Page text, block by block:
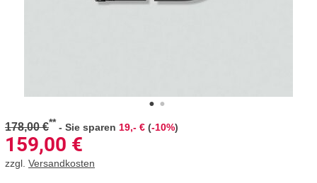
178,00 €** - Sie sparen 19,- € (-10%)
159,00 €
zzgl. Versandkosten